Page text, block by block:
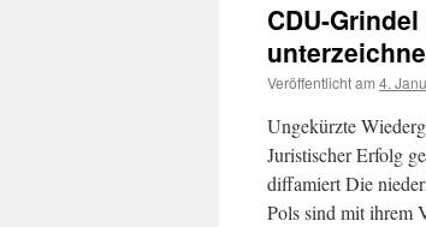
CDU-
Veröffentlicht am 4.
Ungekürzte
Juristischer Erfolg
diffamiert Die
Pols sind mit ihrem